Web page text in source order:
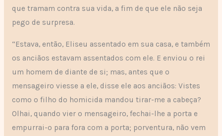
que tramam contra sua vida, a fim de que ele não seja
pego de surpresa.
“Estava, então, Eliseu assentado em sua casa, e também
os anciãos estavam assentados com ele. E enviou o rei
um homem de diante de si; mas, antes que o
mensageiro viesse a ele, disse ele aos anciãos: Vistes
como o filho do homicida mandou tirar-me a cabeça?
Olhai, quando vier o mensageiro, fechai-lhe a porta e
empurrai-o para fora com a porta; porventura, não vem